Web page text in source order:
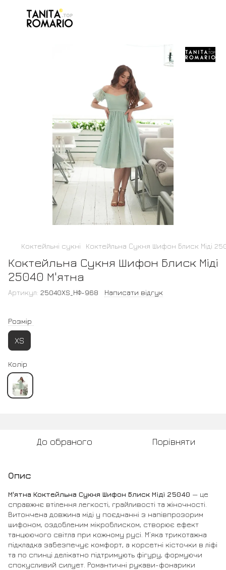
Коктейльні сукні Коктейльна Сукня Шифон Блиск Міді
Коктейльна Сукня Шифон Блиск Міді
25040 М'ятна
Артикул: 25040XS_НФ-968 Написати відгук
Розмір
XS
Колір
До обраного Порівняти
Опис
М'ятна Коктейльна Сукня Шифон Блиск Міді 25040 — це
справжнє втілення легкості, грайливості та жіночності.
Витончена довжина міді у поєднанні з напівпрозорим
шифоном, оздобленим мікроблиском, створює ефект
танцюючого світла при кожному русі. М’яка трикотажна
підкладка забезпечує комфорт, а корсетні кісточки в ліфі
та по спинці делікатно підтримують фігуру, формуючи
спокусливий силует. Романтичні рукави-фонарики